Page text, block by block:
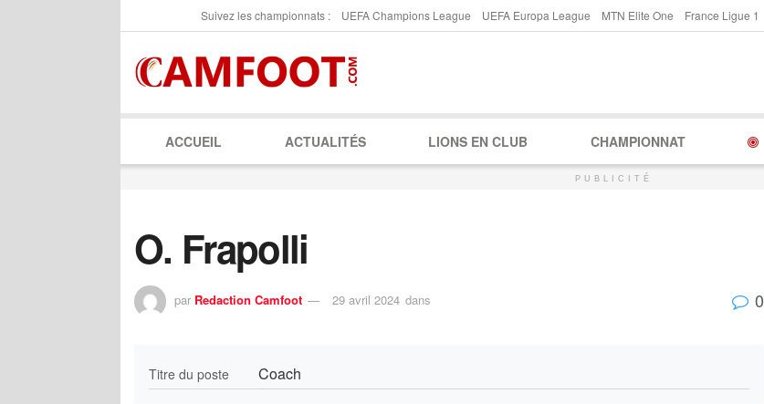
Suivez les championnats : UEFA Champions League UEFA Europa League MTN Elite One France Ligue 1
ACCUEIL ACTUALITÉS LIONS EN CLUB CHAMPIONNAT
PUBLICITÉ
O. Frapolli
par Redaction Camfoot 29 avril 2024 dans 0
Titre du poste Coach